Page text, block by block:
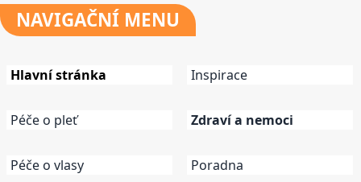
NAVIGAČNÍ MENU
Hlavní stránka
Péče o pleť
Péče o vlasy
Inspirace
Zdraví a nemoci
Poradna